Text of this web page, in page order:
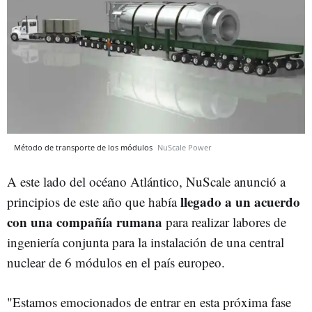
Método de transporte de los módulos NuScale Power
A este lado del océano Atlántico, NuScale anunció a
principios de este año que habíallegado a un acuerdo
con una compañía rumana para realizar labores de
ingeniería conjunta para la instalación de una central
nuclear de 6 módulos en el país europeo.
"Estamos emocionados de entrar en esta próxima fase